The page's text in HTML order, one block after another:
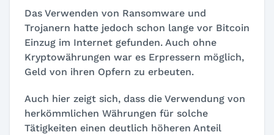
Das Verwenden von Ransomware und
Trojanern hatte jedoch schon lange vor Bitcoin
Einzug im Internet gefunden. Auch ohne
Kryptowährungen war es Erpressern möglich,
Geld von ihren Opfern zu erbeuten.
Auch hier zeigt sich, dass die Verwendung von
herkömmlichen Währungen für solche
Tätigkeiten einen deutlich höheren Anteil